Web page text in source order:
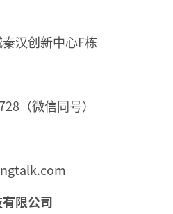
汉创新中心F栋
（微信同号）
限公司